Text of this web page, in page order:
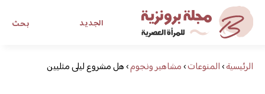
بحث الجديد
مجلة برونزية للفتاة العصريةالرئيسية›المنوعات›مشاهير ونجوم›هل مشروع ليلى مثليين